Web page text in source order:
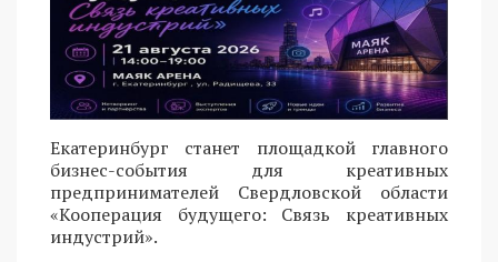
Екатеринбург станет площадкой главного
бизнес-события для креативных
предпринимателей Свердловской области
«Кооперация будущего: Связь креативных
индустрий».